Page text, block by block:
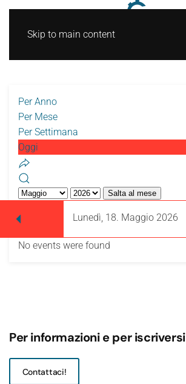
Skip to main content
Per Anno
Per Mese
Per Settimana
Oggi
Salta al mese
Lunedì, 18. Maggio 2026
No events were found
Per informazioni e per iscriversi
Contattaci!